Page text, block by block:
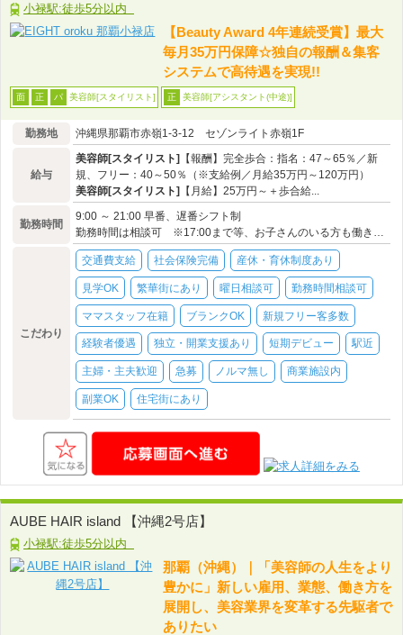
小禄駅:徒歩5分以内
【Beauty Award 4年連続受賞】最大
毎月35万円保障☆独自の報酬＆集客
システムで高待遇を実現!!
面 正 パ 美容師[スタイリスト] 正 美容師[アシスタント(中途)]
勤務地 沖縄県那覇市赤嶺1-3-12 セゾンライト赤嶺1F
給与
美容師[スタイリスト] 【報酬】完全歩合：指名：47～65％／新
規、フリー：40～50％（※支給例／月給35万円～120万円）
美容師[スタイリスト] 【月給】25万円～＋歩合給...
勤務時間
9:00 ～ 21:00 早番、遅番シフト制
勤務時間は相談可 ※17:00まで等、お子さんのいる方も働きやすい環境です☆
こだわり
交通費支給 社会保険完備 産休・育休制度あり
見学OK 繁華街にあり 曜日相談可 勤務時間相談可
ママスタッフ在籍 ブランクOK 新規フリー客多数
経験者優遇 独立・開業支援あり 短期デビュー 駅近
主婦・主夫歓迎 急募 ノルマ無し 商業施設内
副業OK 住宅街にあり
AUBE HAIR island 【沖縄2号店】
小禄駅:徒歩5分以内
那覇（沖縄）｜「美容師の人生をより
豊かに」新しい雇用、業態、働き方を
展開し、美容業界を変革する先駆者で
ありたい